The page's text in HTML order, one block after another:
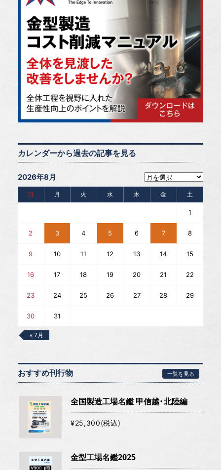
カレンダーから過去の記事を見る
2026年8月
日 月 火 水 木 金 土
1
2 3 4 5 6 7 8
9 10 11 12 13 14 15
16 17 18 19 20 21 22
23 24 25 26 27 28 29
30 31
« 7月
おすすめ刊行物 一覧を見る
全国製造工場名鑑 甲信越・北陸編
¥25,300(税込)
金型工場名鑑2025